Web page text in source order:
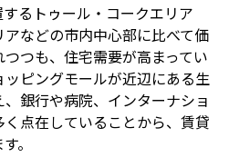
るトゥール・コークエリア
などの市内中心部に比べて価
つも、住宅需要が高まってい
ピングモールが近辺にある生
銀行や病院、インターナショ
点在していることから、賃貸
。